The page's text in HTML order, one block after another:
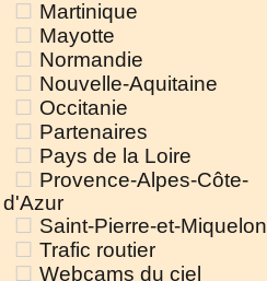
Martinique
Mayotte
Normandie
Nouvelle-Aquitaine
Occitanie
Partenaires
Pays de la Loire
Provence-Alpes-Côte-
d'Azur
Saint-Pierre-et-Miquelon
Trafic routier
Webcams du ciel